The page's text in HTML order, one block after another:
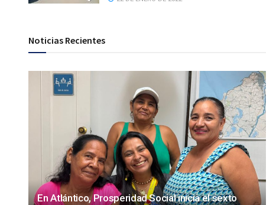
Noticias Recientes
En Atlántico, Prosperidad Social inicia el sexto